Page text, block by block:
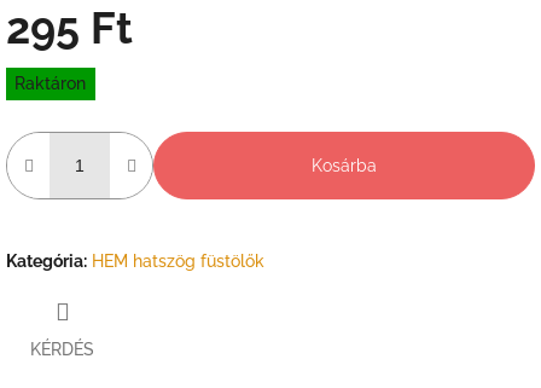
295 Ft
Egységár:
Raktáron
Kosárba
Kategória: HEM hatszög füstölők
KÉRDÉS